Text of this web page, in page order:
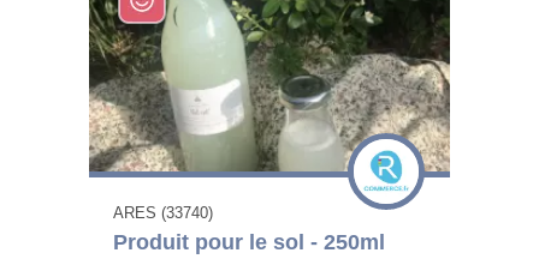
ARES (33740)
Produit pour le sol - 250ml